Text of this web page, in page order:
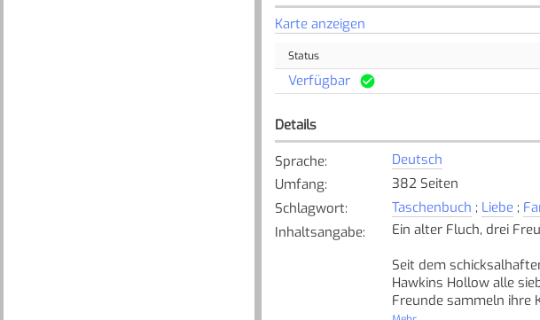
Karte anzeigen
Status
Verfügbar
Details
Sprache:
Deutsch
Umfang:
382 Seiten
Schlagwort: Taschenbuch ; Liebe;
Inhaltsangabe:
Ein alter Fluch, drei
Seit dem
Hawkins Hollow alle
Freunde sammeln ihre